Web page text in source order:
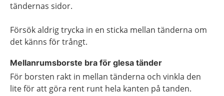
tändernas sidor.
Försök aldrig trycka in en sticka mellan tänderna om
det känns för trångt.
Mellanrumsborste bra för glesa tänder
För borsten rakt in mellan tänderna och vinkla den
lite för att göra rent runt hela kanten på tanden.